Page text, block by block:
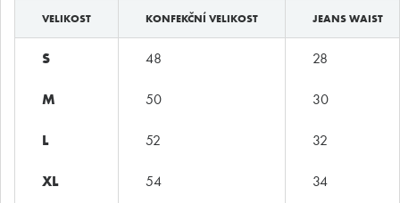
VELIKOST KONFEKČNÍ VELIKOST JEANS WAIST
S 48 28
M 50 30
L 52 32
XL 54 34
Pyžama, volný čas
Plavky
Kontakty
butler@mybutler.cz